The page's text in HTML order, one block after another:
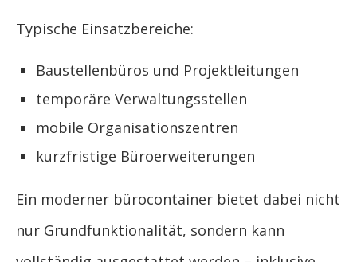
Typische Einsatzbereiche:
Baustellenbüros und Projektleitungen
temporäre Verwaltungsstellen
mobile Organisationszentren
kurzfristige Büroerweiterungen
Ein moderner bürocontainer bietet dabei nicht
nur Grundfunktionalität, sondern kann